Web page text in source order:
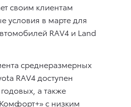
своим клиентам
условия в марте для
RAV4 и Land
среднеразмерных
RAV4 доступен
а также
с низким